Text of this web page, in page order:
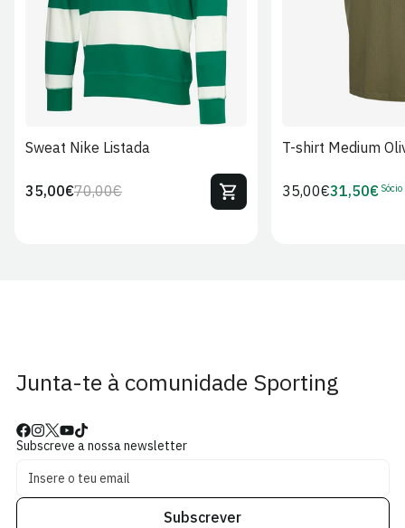
Sweat Nike Listada
Preço
70,00€Preço
35,00€
T-shirt Medium
Preço
35,00€Preço
31,50€ Sócio
Junta-te à comunidade Sporting
Subscreve a nossa newsletter
Subscrever